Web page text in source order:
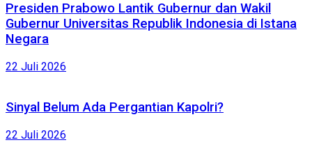
Presiden Prabowo Lantik Gubernur dan Wakil
Gubernur Universitas Republik Indonesia di Istana
Negara
22 Juli 2026
Sinyal Belum Ada Pergantian Kapolri?
22 Juli 2026